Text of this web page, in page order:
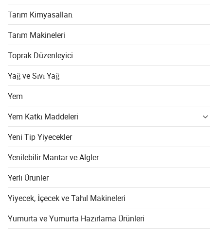
Tarım Kimyasalları
Tarım Makineleri
Toprak Düzenleyici
Yağ ve Sıvı Yağ
Yem
Yem Katkı Maddeleri
Yeni Tip Yiyecekler
Yenilebilir Mantar ve Algler
Yerli Ürünler
Yiyecek, İçecek ve Tahıl Makineleri
Yumurta ve Yumurta Hazırlama Ürünleri